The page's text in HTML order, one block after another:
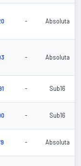
- Absoluta
- Absoluta
- Sub16
- Sub16
- Absoluta